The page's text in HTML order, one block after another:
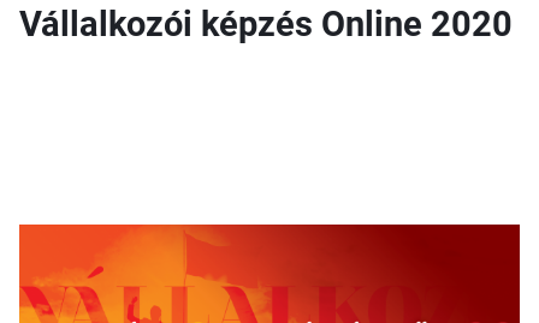
Vállalkozói képzés Online 2020